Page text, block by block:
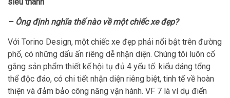
– Ông định nghĩa thế nào về một chiếc xe đẹp?
Với Torino Design, một chiếc xe đẹp phải nổi bật trên đường
phố, có những dấu ấn riêng dễ nhận diện. Chúng tôi luôn cố
gắng sản phẩm thiết kế hội tụ đủ 4 yếu tố: kiểu dáng tổng
thể độc đáo, có chi tiết nhận diện riêng biệt, tinh tế về hoàn
thiện và đảm bảo công năng vận hành. VF 7 là ví dụ điển